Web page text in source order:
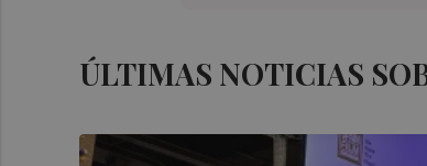
ÚLTIMAS NOTICIAS